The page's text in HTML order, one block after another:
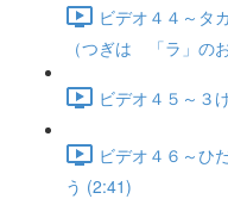
ビデオ４４～
（つぎは 「ラ」の
ビデオ４５～３
ビデオ４６～
う (2:41)